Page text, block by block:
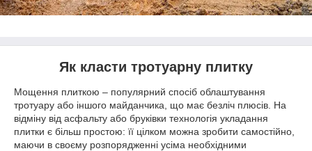
Як класти тротуарну плитку
Мощення плиткою – популярний спосіб облаштування
тротуару або іншого майданчика, що має безліч плюсів. На
відміну від асфальту або бруківки технологія укладання
плитки є більш простою: її цілком можна зробити самостійно,
маючи в своєму розпорядженні усіма необхідними